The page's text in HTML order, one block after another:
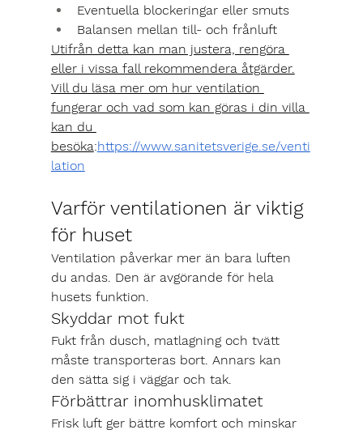
Eventuella blockeringar eller smuts
Balansen mellan till- och frånluft
Utifrån detta kan man justera, rengöra
eller i vissa fall rekommendera åtgärder.
Vill du läsa mer om hur ventilation
fungerar och vad som kan göras i din villa
kan du
besöka:https://www.sanitetsverige.se/venti
lation
Varför ventilationen är viktig
för huset
Ventilation påverkar mer än bara luften
du andas. Den är avgörande för hela
husets funktion.
Skyddar mot fukt
Fukt från dusch, matlagning och tvätt
måste transporteras bort. Annars kan
den sätta sig i väggar och tak.
Förbättrar inomhusklimatet
Frisk luft ger bättre komfort och minskar